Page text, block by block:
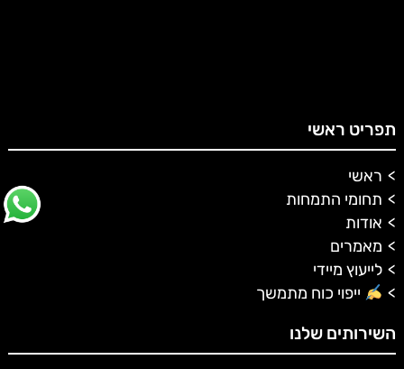
תפריט ראשי
ראשי
תחומי התמחות
אודות
מאמרים
לייעוץ מיידי
ייפוי כוח מתמשך
השירותים שלנו